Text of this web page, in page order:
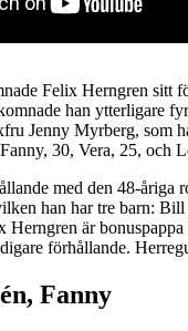
Felix Herngren sitt
han ytterligare
Jenny Myrberg, som
30, Vera, 25, och
med den 48-åriga
han har tre barn:
Herngren är
förhållande.
Fanny